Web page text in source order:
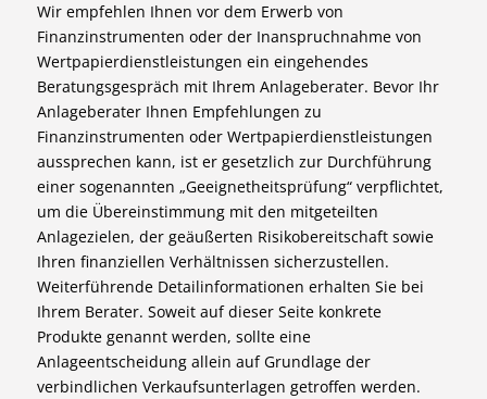
Wir empfehlen Ihnen vor dem Erwerb von
Finanzinstrumenten oder der Inanspruchnahme von
Wertpapierdienstleistungen ein eingehendes
Beratungsgespräch mit Ihrem Anlageberater. Bevor Ihr
Anlageberater Ihnen Empfehlungen zu
Finanzinstrumenten oder Wertpapierdienstleistungen
aussprechen kann, ist er gesetzlich zur Durchführung
einer sogenannten „Geeignetheitsprüfung“ verpflichtet,
um die Übereinstimmung mit den mitgeteilten
Anlagezielen, der geäußerten Risikobereitschaft sowie
Ihren finanziellen Verhältnissen sicherzustellen.
Weiterführende Detailinformationen erhalten Sie bei
Ihrem Berater. Soweit auf dieser Seite konkrete
Produkte genannt werden, sollte eine
Anlageentscheidung allein auf Grundlage der
verbindlichen Verkaufsunterlagen getroffen werden.